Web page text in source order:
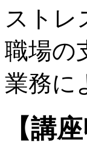
ストレ
職場の
業務に
【講